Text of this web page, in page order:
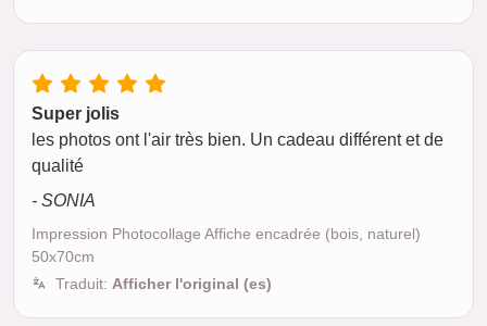
Super jolis
les photos ont l'air très bien. Un cadeau différent et de
qualité
- SONIA
Impression Photocollage Affiche encadrée (bois, naturel)
50x70cm
Traduit: Afficher l'original (es)